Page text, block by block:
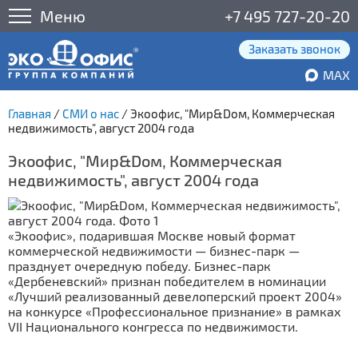
Меню +7 495 727-20-20
Заказать звонок
MAX
Главная / СМИ о нас /Экоофис, "Мир&Doм, Коммерческая
недвижимость", август 2004 года
Экоофис, "Мир&Doм, Коммерческая
недвижимость", август 2004 года
«Экоофис», подарившая Москве новый формат
коммерческой недвижимости — бизнес-парк —
празднует очередную победу. Бизнес-парк
«Дербеневский» признан победителем в номинации
«Лучший реализованный девелоперский проект 2004»
на конкурсе «Профессиональное признание» в рамках
VII Национального конгресса по недвижимости.